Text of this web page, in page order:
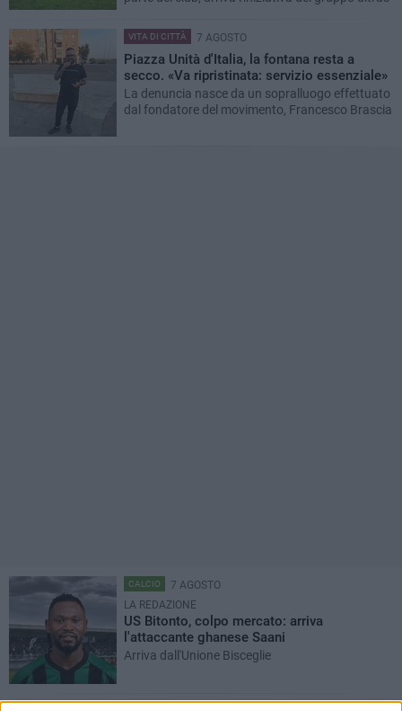
VITA DI CITTÀ 7 AGOSTO
Piazza Unità d'Italia, la fontana resta a
secco. «Va ripristinata: servizio essenziale»
La denuncia nasce da un sopralluogo effettuato
dal fondatore del movimento, Francesco Brascia
CALCIO
7 AGOSTO
LA REDAZIONE
US Bitonto, colpo mercato: arriva
l'attaccante ghanese Saani
Arriva dall'Unione Bisceglie